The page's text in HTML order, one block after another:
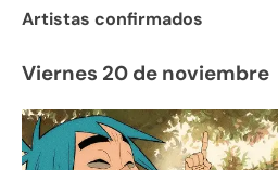
Artistas confirmados
Viernes 20 de noviembre